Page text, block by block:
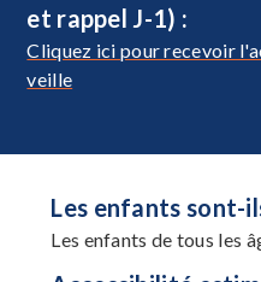
et rappel J-1) :
Cliquez ici pour recevoir
veille
Les enfants sont-
Les enfants de tous les